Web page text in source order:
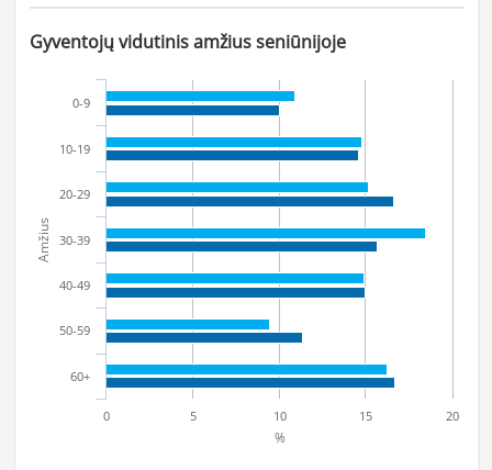
Gyventojų vidutinis amžius seniūnijoje
Amžius
%
0-9
10-19
20-29
30-39
40-49
50-59
60+
0 5 10 15 20